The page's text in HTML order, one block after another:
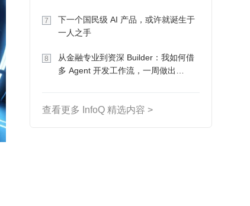
7
下一个国民级 AI 产品，或许就诞生于
一人之手
8
从金融专业到资深 Builder：我如何借
多 Agent 开发工作流，一周做出
查看更多 InfoQ 精选内容 >